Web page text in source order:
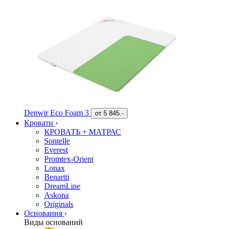
Denwir Eco Foam 3 от 5 845.-
Кровати ›
КРОВАТЬ + МАТРАС
Sontelle
Everest
Promtex-Orient
Lonax
Benartti
DreamLine
Askona
Originals
Основания ›
Виды оснований